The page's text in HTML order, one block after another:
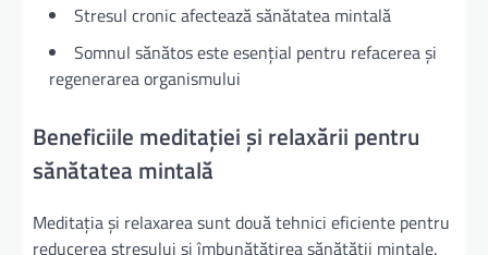
Stresul cronic afectează sănătatea mintală
Somnul sănătos este esențial pentru refacerea și
regenerarea organismului
Beneficiile meditației și relaxării pentru
sănătatea mintală
Meditația și relaxarea sunt două tehnici eficiente pentru
reducerea stresului și îmbunătățirea sănătății mintale.